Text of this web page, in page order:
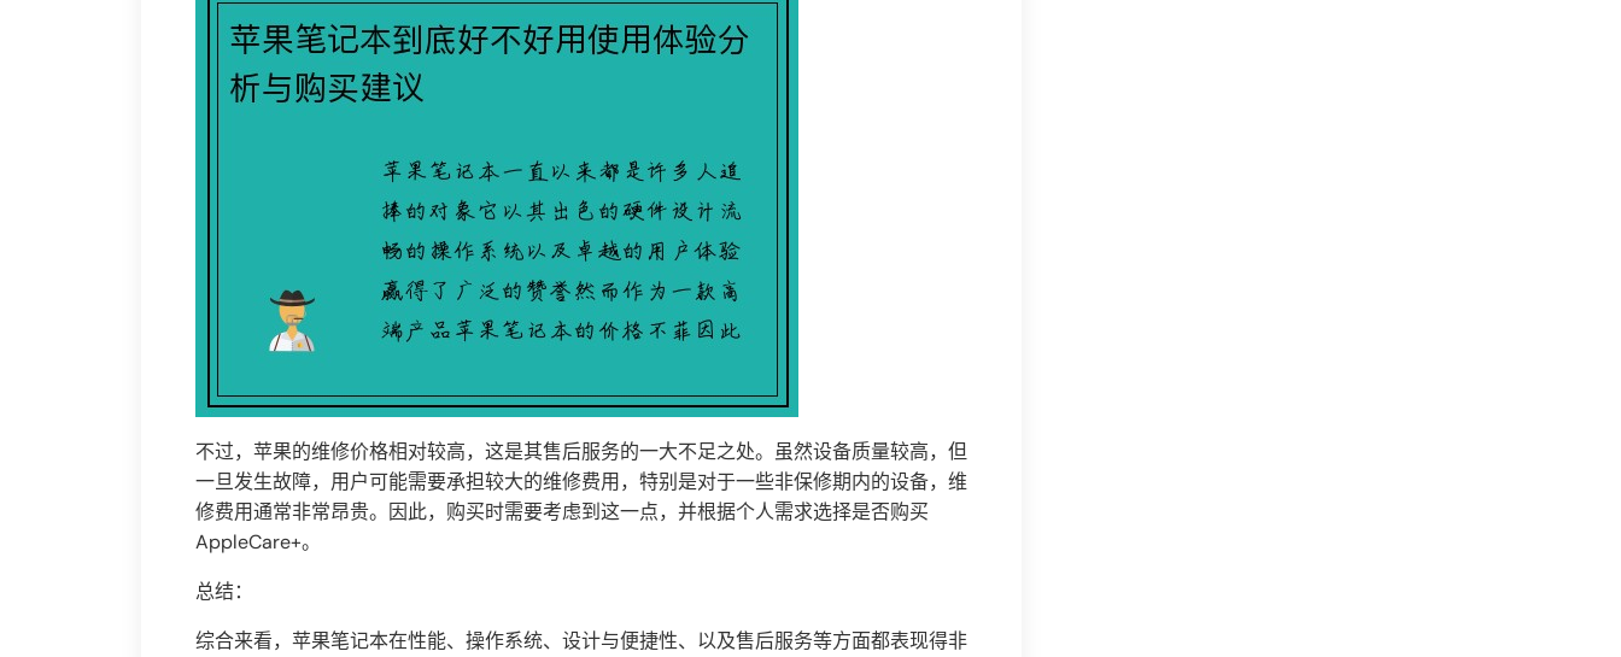
不过，苹果的维修价格相对较高，这是其售后服务的一大不足之处。虽然设备质量较高，但
一旦发生故障，用户可能需要承担较大的维修费用，特别是对于一些非保修期内的设备，维
修费用通常非常昂贵。因此，购买时需要考虑到这一点，并根据个人需求选择是否购买
AppleCare+。
总结：
综合来看，苹果笔记本在性能、操作系统、设计与便捷性、以及售后服务等方面都表现得非